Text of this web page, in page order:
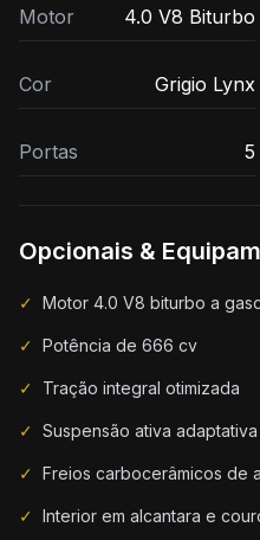
Motor 4.0 V8 Biturbo
Cor Grigio Lynx
Portas 5
Opcionais &
✓ Motor 4.0 V8 biturbo a
✓ Potência de 666 cv
✓ Tração integral otimizada
✓ Suspensão ativa adaptativa
✓ Freios carbocerâmicos de
✓ Interior em alcantara e